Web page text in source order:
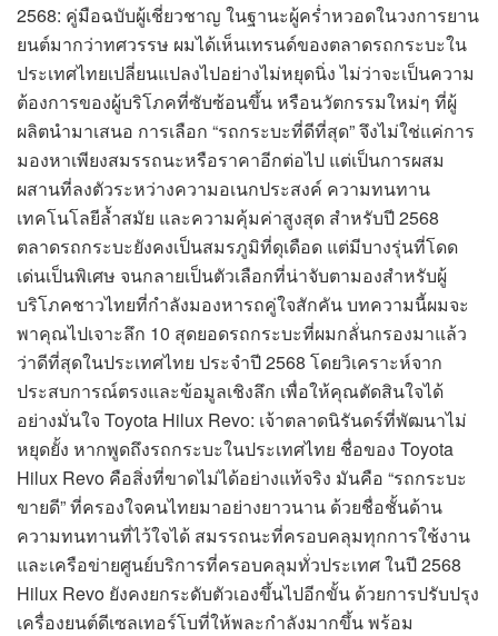
2568: คู่มือฉบับผู้เชี่ยวชาญ ในฐานะผู้คร่ำหวอดในวงการยาน
ยนต์มากว่าทศวรรษ ผมได้เห็นเทรนด์ของตลาดรถกระบะใน
ประเทศไทยเปลี่ยนแปลงไปอย่างไม่หยุดนิ่ง ไม่ว่าจะเป็นความ
ต้องการของผู้บริโภคที่ซับซ้อนขึ้น หรือนวัตกรรมใหม่ๆ ที่ผู้
ผลิตนำมาเสนอ การเลือก “รถกระบะที่ดีที่สุด” จึงไม่ใช่แค่การ
มองหาเพียงสมรรถนะหรือราคาอีกต่อไป แต่เป็นการผสม
ผสานที่ลงตัวระหว่างความอเนกประสงค์ ความทนทาน
เทคโนโลยีล้ำสมัย และความคุ้มค่าสูงสุด สำหรับปี 2568
ตลาดรถกระบะยังคงเป็นสมรภูมิที่ดุเดือด แต่มีบางรุ่นที่โดด
เด่นเป็นพิเศษ จนกลายเป็นตัวเลือกที่น่าจับตามองสำหรับผู้
บริโภคชาวไทยที่กำลังมองหารถคู่ใจสักคัน บทความนี้ผมจะ
พาคุณไปเจาะลึก 10 สุดยอดรถกระบะที่ผมกลั่นกรองมาแล้ว
ว่าดีที่สุดในประเทศไทย ประจำปี 2568 โดยวิเคราะห์จาก
ประสบการณ์ตรงและข้อมูลเชิงลึก เพื่อให้คุณตัดสินใจได้
อย่างมั่นใจ Toyota Hilux Revo: เจ้าตลาดนิรันดร์ที่พัฒนาไม่
หยุดยั้ง หากพูดถึงรถกระบะในประเทศไทย ชื่อของ Toyota
Hilux Revo คือสิ่งที่ขาดไม่ได้อย่างแท้จริง มันคือ “รถกระบะ
ขายดี” ที่ครองใจคนไทยมาอย่างยาวนาน ด้วยชื่อชั้นด้าน
ความทนทานที่ไว้ใจได้ สมรรถนะที่ครอบคลุมทุกการใช้งาน
และเครือข่ายศูนย์บริการที่ครอบคลุมทั่วประเทศ ในปี 2568
Hilux Revo ยังคงยกระดับตัวเองขึ้นไปอีกขั้น ด้วยการปรับปรุง
เครื่องยนต์ดีเซลเทอร์โบที่ให้พละกำลังมากขึ้น พร้อม